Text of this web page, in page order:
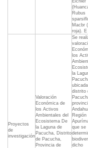
Eichler
Rubus
Macbr
roja). E
Proyectos
de
investigación
Valoración
Económica de
los Activos
Ambientales del
Ecosistema De
la Laguna de
Pacucha, Distrito
de Pacucha,
Provincia de
Se
los
la
distrito
Región
que se
dicho